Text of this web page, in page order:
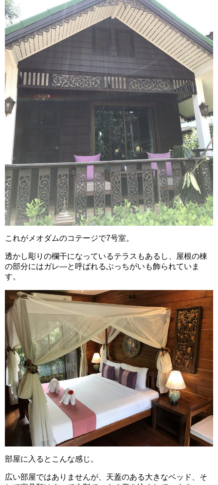
これがメオダムのコテージで7号室。
透かし彫りの欄干になっているテラスもあるし、屋根の棟
の部分にはガレ―と呼ばれるぶっちがいも飾られていま
す。
部屋に入るとこんな感じ。
広い部屋ではありませんが、天蓋のある大きなベッド、そ